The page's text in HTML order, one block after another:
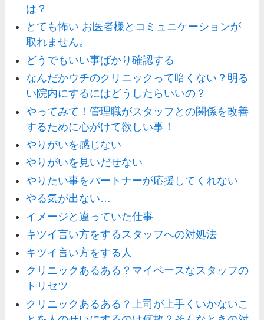
は？
とても怖い お医者様とコミュニケーションが
取れません。
どうでもいい事ばかり確認する
なんだかウチのクリニックって暗くない？明る
い院内にするにはどうしたらいいの？
やってみて！管理職がスタッフとの関係を改善
するために心がけて欲しい事！
やりがいを感じない
やりがいを見いだせない
やりたい事をパートナーが応援してくれない
やる気が出ない…
イメージと違っていた仕事
キツイ言い方をするスタッフへの対処法
キツイ言い方をする人
クリニックあるある？マイペースなスタッフの
トリセツ
クリニックあるある？上司が上手くいかないこ